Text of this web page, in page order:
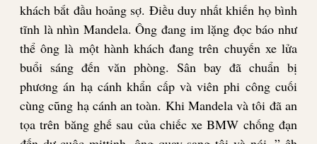
khách bắt đầu hoảng sợ. Điều duy nhất khiến họ bình
tĩnh là nhìn Mandela. Ông đang im lặng đọc báo như
thể ông là một hành khách đang trên chuyến xe lửa
buổi sáng đến văn phòng. Sân bay đã chuẩn bị
phương án hạ cánh khẩn cấp và viên phi công cuối
cùng cũng hạ cánh an toàn. Khi Mandela và tôi đã an
tọa trên băng ghế sau của chiếc xe BMW chống đạn